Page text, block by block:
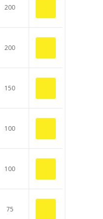
200
200
150
100
100
75